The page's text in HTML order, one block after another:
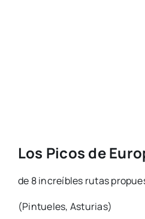
Los Picos de
de 8 increíbles rutas
(Pintueles, Asturias)